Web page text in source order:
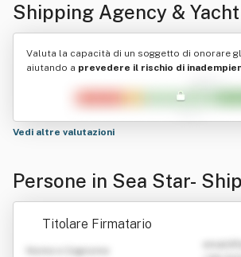
Shipping Agency &
Di Leonarda Piroddi
Valuta la capacità di un soggetto di onorare
aiutando a prevedere il rischio di
Vedi altre valutazioni
Persone in Sea Star-
cy & Yacht Services Di
Titolare Firmatario
Nome e Cognome